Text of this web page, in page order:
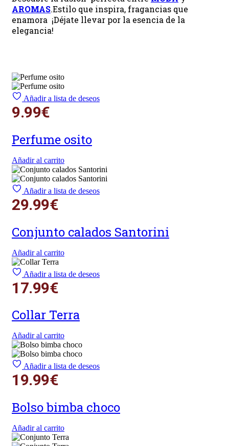
AROMAS.Estilo que inspira, fragancias que
enamora ¡Déjate llevar por la esencia de la
elegancia!
Añadir a lista de deseos
9.99€
Perfume osito
Añadir al carrito
Añadir a lista de deseos
29.99€
Conjunto calados Santorini
Añadir al carrito
Añadir a lista de deseos
17.99€
Collar Terra
Añadir al carrito
Añadir a lista de deseos
19.99€
Bolso bimba choco
Añadir al carrito